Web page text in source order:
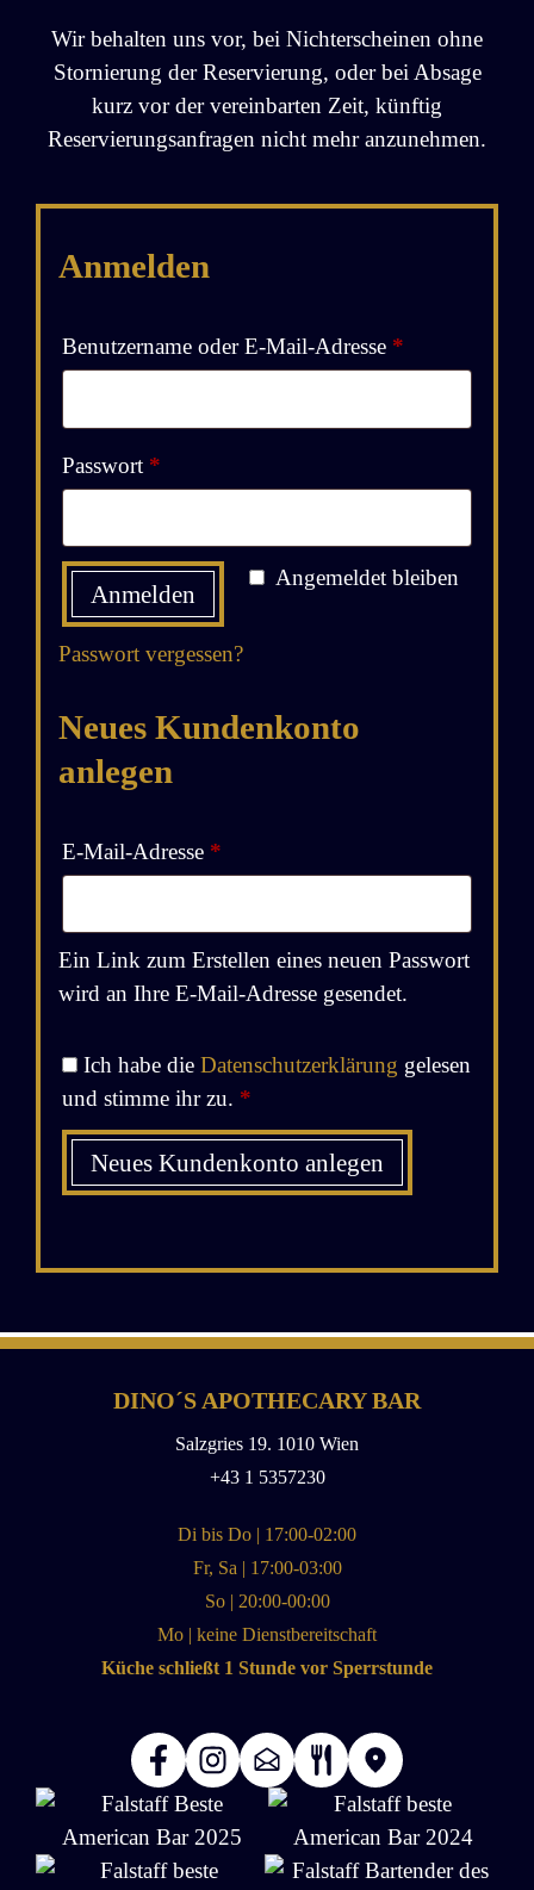
e
:
Wir behalten uns vor, bei Nichterscheinen ohne
Stornierung der Reservierung, oder bei Absage
kurz vor der vereinbarten Zeit, künftig
Reservierungsanfragen nicht mehr anzunehmen.
Anmelden
Benutzername oder E-Mail-Adresse *
Passwort *
A
t
n
a
i
v
:
Angemeldet bleiben
Anmelden
Passwort vergessen?
Neues Kundenkonto
anlegen
E-Mail-Adresse *
Ein Link zum Erstellen eines neuen Passwort
wird an Ihre E-Mail-Adresse gesendet.
A
l
t
r
i
Ich habe die Datenschutzerklärung gelesen
und stimme ihr zu. *
Neues Kundenkonto anlegen
r
DINO´S APOTHECARY BAR
Salzgries 19. 1010 Wien
+43 1 5357230
Di bis Do | 17:00-02:00
Fr, Sa | 17:00-03:00
So | 20:00-00:00
Mo | keine Dienstbereitschaft
Küche schließt 1 Stunde vor Sperrstunde